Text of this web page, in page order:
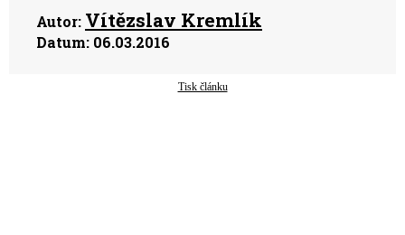
Autor: Vítězslav Kremlík
Datum: 06.03.2016
Tisk článku